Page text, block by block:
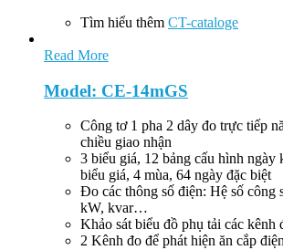
Tìm hiểu thêm CT-cataloge
Read More
Model: CE-14mGS
Công tơ 1 pha 2 dây đo trực tiếp
chiều giao nhận
3 biểu giá, 12 bảng cấu hình ngày
biểu giá, 4 mùa, 64 ngày đặc biệt
Đo các thông số điện: Hệ số công
kW, kvar…
Khảo sát biểu đồ phụ tải các kênh
2 Kênh đo để phát hiện ăn cắp điện